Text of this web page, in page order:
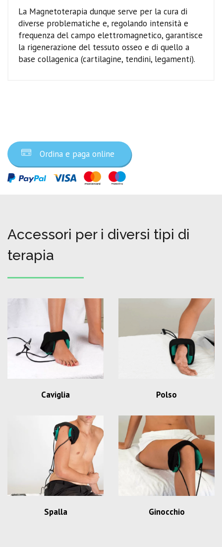
La Magnetoterapia dunque serve per la cura di
diverse problematiche e, regolando intensità e
frequenza del campo elettromagnetico, garantisce
la rigenerazione del tessuto osseo e di quello a
base collagenica (cartilagine, tendini, legamenti).
Ordina e paga online
Accessori per i diversi tipi di
terapia
Caviglia Polso
Spalla Ginocchio